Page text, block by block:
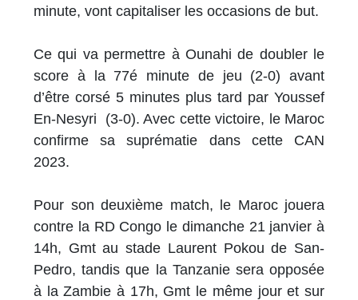
minute, vont capitaliser les occasions de but.
Ce qui va permettre à Ounahi de doubler le
score à la 77é minute de jeu (2-0) avant
d’être corsé 5 minutes plus tard par Youssef
En-Nesyri (3-0). Avec cette victoire, le Maroc
confirme sa suprématie dans cette CAN
2023.
Pour son deuxième match, le Maroc jouera
contre la RD Congo le dimanche 21 janvier à
14h, Gmt au stade Laurent Pokou de San-
Pedro, tandis que la Tanzanie sera opposée
à la Zambie à 17h, Gmt le même jour et sur